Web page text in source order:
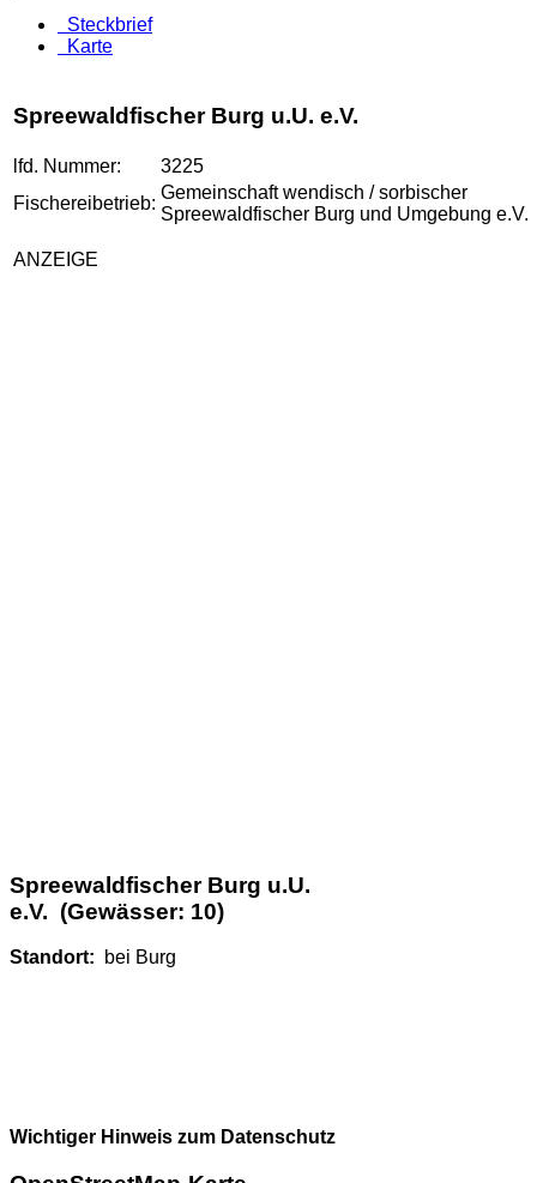
Steckbrief
Karte
Spreewaldfischer Burg u.U. e.V.
lfd. Nummer:
3225
Fischereibetrieb:
Gemeinschaft wendisch / sorbischer
Spreewaldfischer Burg und Umgebung e.V.
ANZEIGE
Spreewaldfischer Burg u.U.
e.V. (Gewässer: 10)
Standort: bei Burg
Wichtiger Hinweis zum Datenschutz